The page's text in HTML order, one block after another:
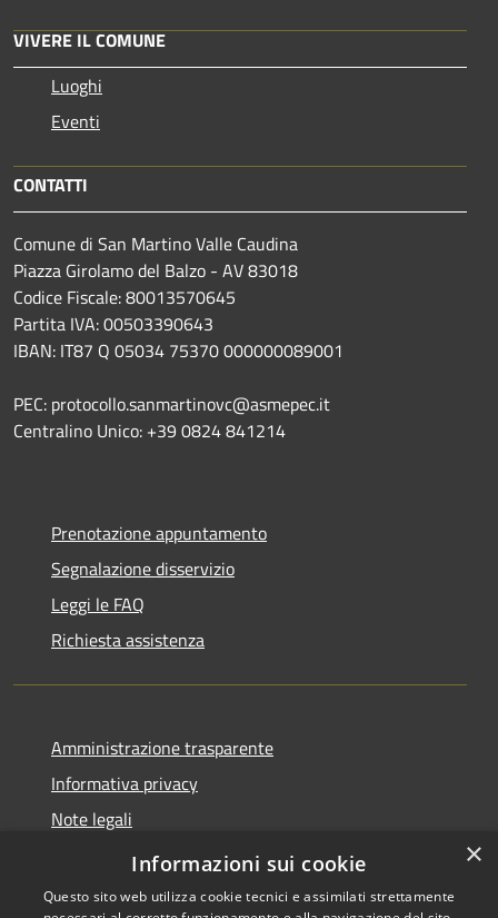
VIVERE IL COMUNE
Luoghi
Eventi
CONTATTI
Comune di San Martino Valle Caudina
Piazza Girolamo del Balzo - AV 83018
Codice Fiscale: 80013570645
Partita IVA: 00503390643
IBAN: IT87 Q 05034 75370 000000089001
PEC: protocollo.sanmartinovc@asmepec.it
Centralino Unico: +39 0824 841214
Prenotazione appuntamento
Segnalazione disservizio
Leggi le FAQ
Richiesta assistenza
Amministrazione trasparente
Informativa privacy
Note legali
Dichiarazione di accessibilità
×
Informazioni sui cookie
Questo sito web utilizza cookie tecnici e assimilati strettamente